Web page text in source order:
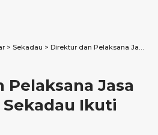
> Sekadau > Direktur dan Pelaksana Jasa Kontruksi di Sekadau Ikuti Pelatihan
Jasa
Ikuti